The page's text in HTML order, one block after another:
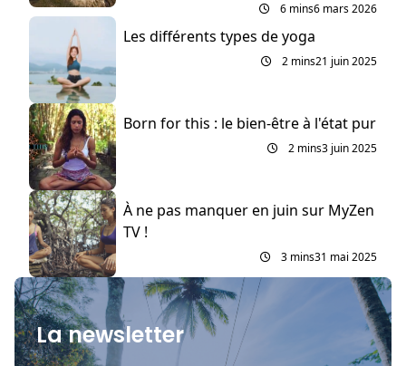
6 mins6 mars 2026
Les différents types de yoga
2 mins21 juin 2025
Born for this : le bien-être à l'état pur
2 mins3 juin 2025
À ne pas manquer en juin sur MyZen
TV !
3 mins31 mai 2025
La newsletter